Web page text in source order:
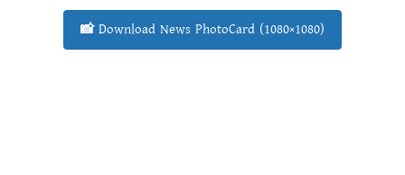
📸 Download News PhotoCard (1080×1080)